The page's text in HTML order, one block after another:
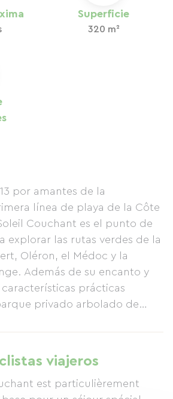
Superficie
320 m²
por amantes de la
línea de playa de la Côte
Couchant es el punto de
explorar las rutas verdes de la
Oléron, el Médoc y la
Además de su encanto y
características prácticas
privado arbolado de
en 7 habitaciones 5 baños,
un amplio comedor y
con barbacoa un punto de
viajeros
est particulièrement